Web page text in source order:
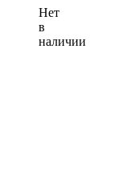
Нет
в
наличии